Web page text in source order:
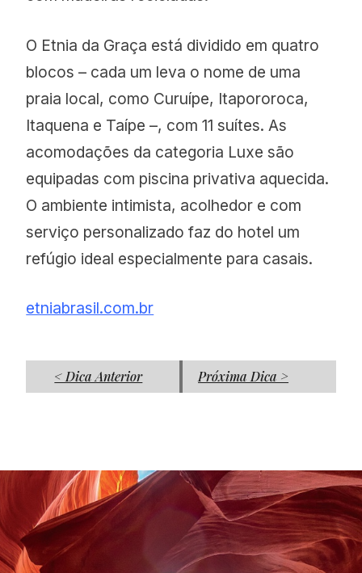
O Etnia da Graça está dividido em quatro
blocos – cada um leva o nome de uma
praia local, como Curuípe, Itapororoca,
Itaquena e Taípe –, com 11 suítes. As
acomodações da categoria Luxe são
equipadas com piscina privativa aquecida.
O ambiente intimista, acolhedor e com
serviço personalizado faz do hotel um
refúgio ideal especialmente para casais.
etniabrasil.com.br
< Dica Anterior Próxima Dica >